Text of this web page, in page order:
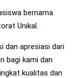
bernama
Unikal.
dan apresiasi dari
bagi kami dan
kualitas dan